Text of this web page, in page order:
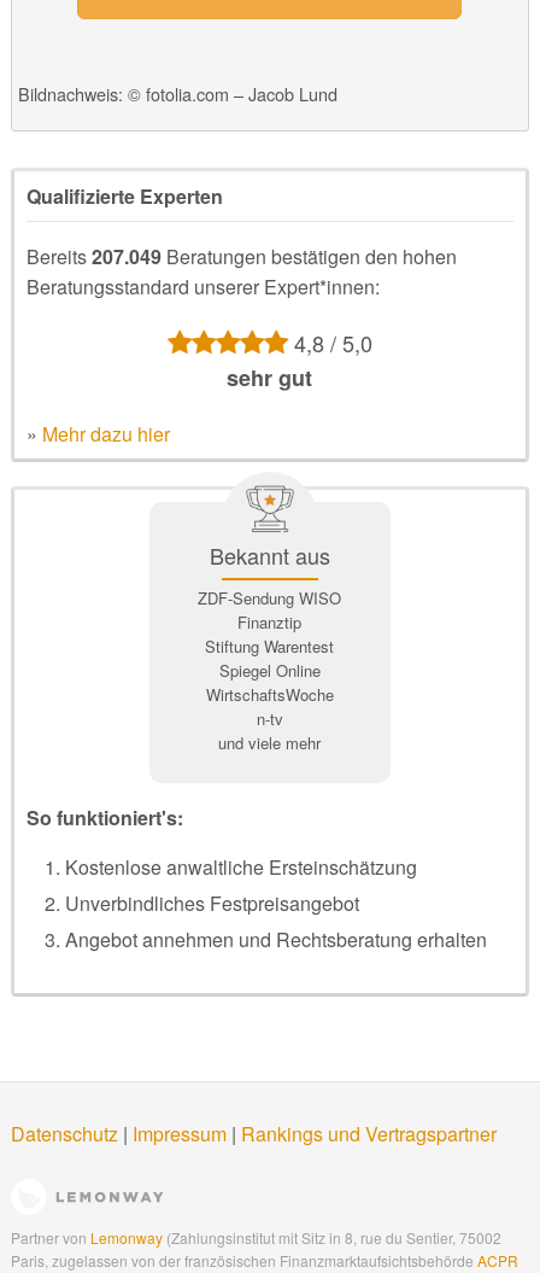
Bildnachweis: © fotolia.com – Jacob Lund
Qualifizierte Experten
Bereits207.049Beratungen bestätigen den hohen
Beratungsstandard unserer Expert*innen:
4,8 / 5,0
sehr gut
» Mehr dazu hier
Bekannt aus
ZDF-Sendung WISO
Finanztip
Stiftung Warentest
Spiegel Online
WirtschaftsWoche
n-tv
und viele mehr
So funktioniert's:
Kostenlose anwaltliche Ersteinschätzung
Unverbindliches Festpreisangebot
Angebot annehmen und Rechtsberatung erhalten
Datenschutz| Impressum| Rankings und Vertragspartner
Partner von Lemonway(Zahlungsinstitut mit Sitz in 8, rue du Sentier, 75002
Paris, zugelassen von der französischen Finanzmarktaufsichtsbehörde ACPR